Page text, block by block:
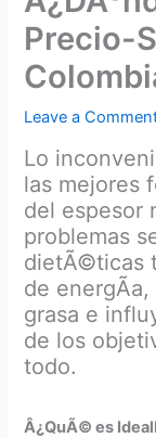
Precio-
Leave a
Lo
las mejores
del espesor
problemas
dietÃ©ticas
de
grasa e
de los
todo.
Â¿QuÃ© es